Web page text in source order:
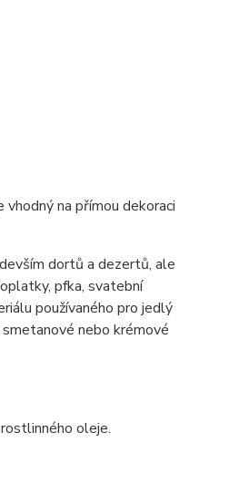
na přímou dekoraci
dortů a dezertů, ale
pfka, svatební
používaného pro jedlý
nebo krémové
oleje.